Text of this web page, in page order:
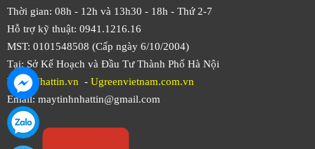
Thời gian: 08h - 12h và 13h30 - 18h - Thứ 2-7
Hỗ trợ kỹ thuật: 0941.1216.16
MST: 0101548508 (Cấp ngày 6/10/2004)
Tại: Sở Kế Hoạch và Đầu Tư Thành Phố Hà Nội
Web:Nhattin.vn - Ugreenvietnam.com.vn
Email: maytinhnhattin@gmail.com